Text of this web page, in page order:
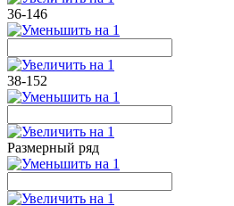
36-146
38-152
Размерный ряд